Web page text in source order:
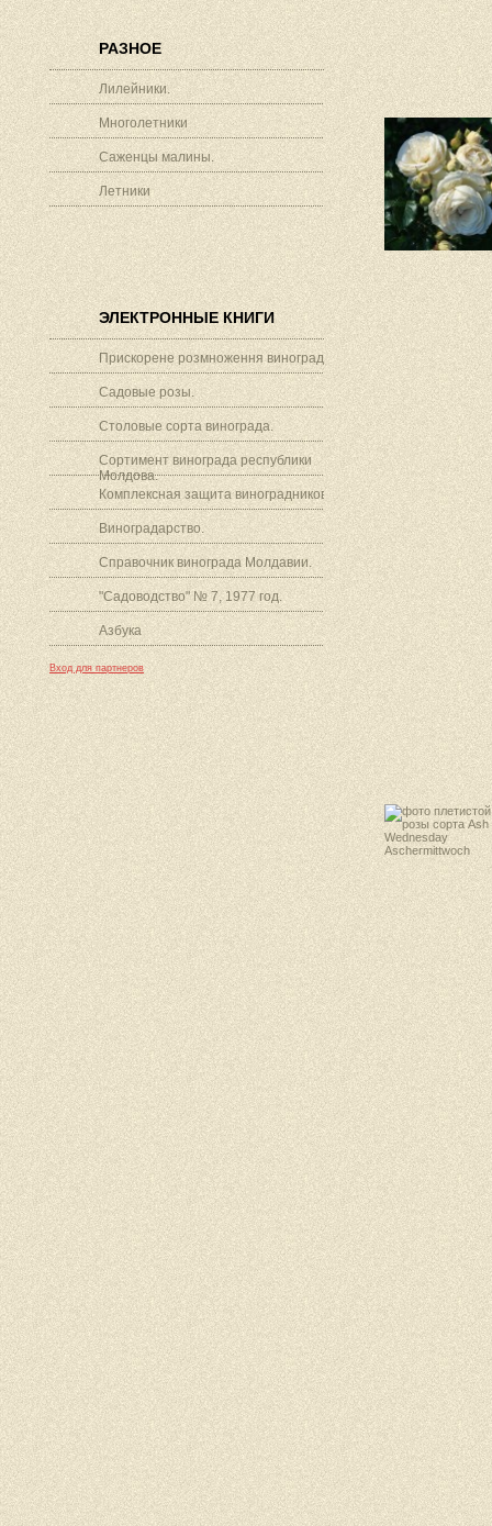
РАЗНОЕ
Лилейники.
Многолетники
Саженцы малины.
Летники
ЭЛЕКТРОННЫЕ КНИГИ
Прискорене розмноження винограду.
Садовые розы.
Столовые сорта винограда.
Сортимент винограда республики
Молдова.
Комплексная защита виноградников.
Виноградарство.
Справочник винограда Молдавии.
"Садоводство" № 7, 1977 год.
Азбука
Вход для партнеров